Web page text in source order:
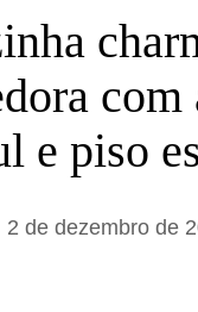
com
e piso
2 de dezembro de